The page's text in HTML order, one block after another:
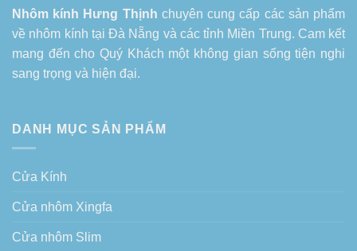
Nhôm kính Hưng Thịnh chuyên cung cấp các sản phẩm
về nhôm kính tại Đà Nẵng và các tỉnh Miền Trung. Cam kết
mang đến cho Quý Khách một không gian sống tiện nghi
sang trọng và hiện đại.
DANH MỤC SẢN PHẨM
Cửa Kính
Cửa nhôm Xingfa
Cửa nhôm Slim